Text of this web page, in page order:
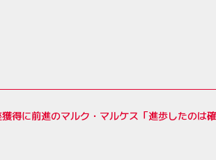
得に前進のマルク・マルケス「進歩したのは